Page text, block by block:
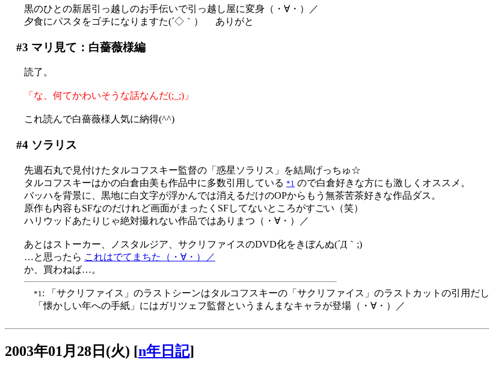
黒のひとの新居引っ越しのお手伝いで引っ越し屋に変身（・∀・）／
夕食にパスタをゴチになりますた(´◇｀）ゞ ありがと
#3 マリ見て：白薔薇様編
読了。
「な、何てかわいそうな話なんだ(;_;)」
これ読んで白薔薇様人気に納得(^^)
#4ソラリス
先週石丸で見付けたタルコフスキー監督の「惑星ソラリス」を結局げっちゅ☆
タルコフスキーはかの白倉由美も作品中に多数引用している *1 ので白倉好きな方にも激しくオススメ。
バッハを背景に、黒地に白文字が浮かんでは消えるだけのOPからもう無茶苦茶好きな作品ダス。
原作も内容もSFなのだけれど画面がまったくSFしてないところがすごい（笑）
ハリウッドあたりじゃ絶対撮れない作品ではありまつ（・∀・）／
あとはストーカー、ノスタルジア、サクリファイスのDVD化をきぼんぬ(´Д｀;)
…と思ったら これはでてまちた（・∀・）／
か、買わねば…。
*1 : 「サクリファイス」のラストシーンはタルコフスキーの「サクリファイス」のラストカットの引用だし
「懐かしい年への手紙」にはガリツェフ監督というまんまなキャラが登場（・∀・）／
2003年01月28日(火) [n年日記]